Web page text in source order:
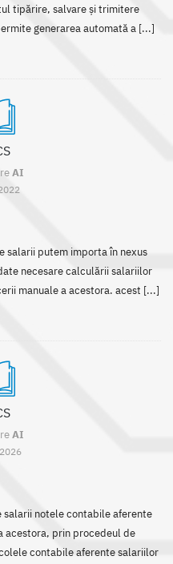
tipărire, salvare și trimitere
generarea automată a [...]
AI
salarii putem importa în nexus
necesare calculării salariilor
manuale a acestora. acest [...]
AI
salarii notele contabile aferente
acestora, prin procedeul de
contabile aferente salariilor